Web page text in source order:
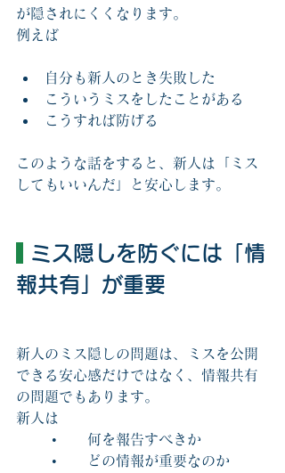
が隠されにくくなります。
例えば
自分も新人のとき失敗した
こういうミスをしたことがある
こうすれば防げる
このような話をすると、新人は「ミス
してもいいんだ」と安心します。
ミス隠しを防ぐには「情
報共有」が重要
新人のミス隠しの問題は、ミスを公開
できる安心感だけではなく、情報共有
の問題でもあります。
新人は
	•	何を報告すべきか
	•	どの情報が重要なのか